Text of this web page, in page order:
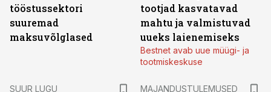
tööstussektori
suuremad
maksuvõlglased
tootjad kasvatavad
mahtu ja valmistuvad
uueks laienemiseks
Bestnet avab uue müügi- ja
tootmiskeskuse
SUUR LUGU
MAJANDUSTULEMUSED